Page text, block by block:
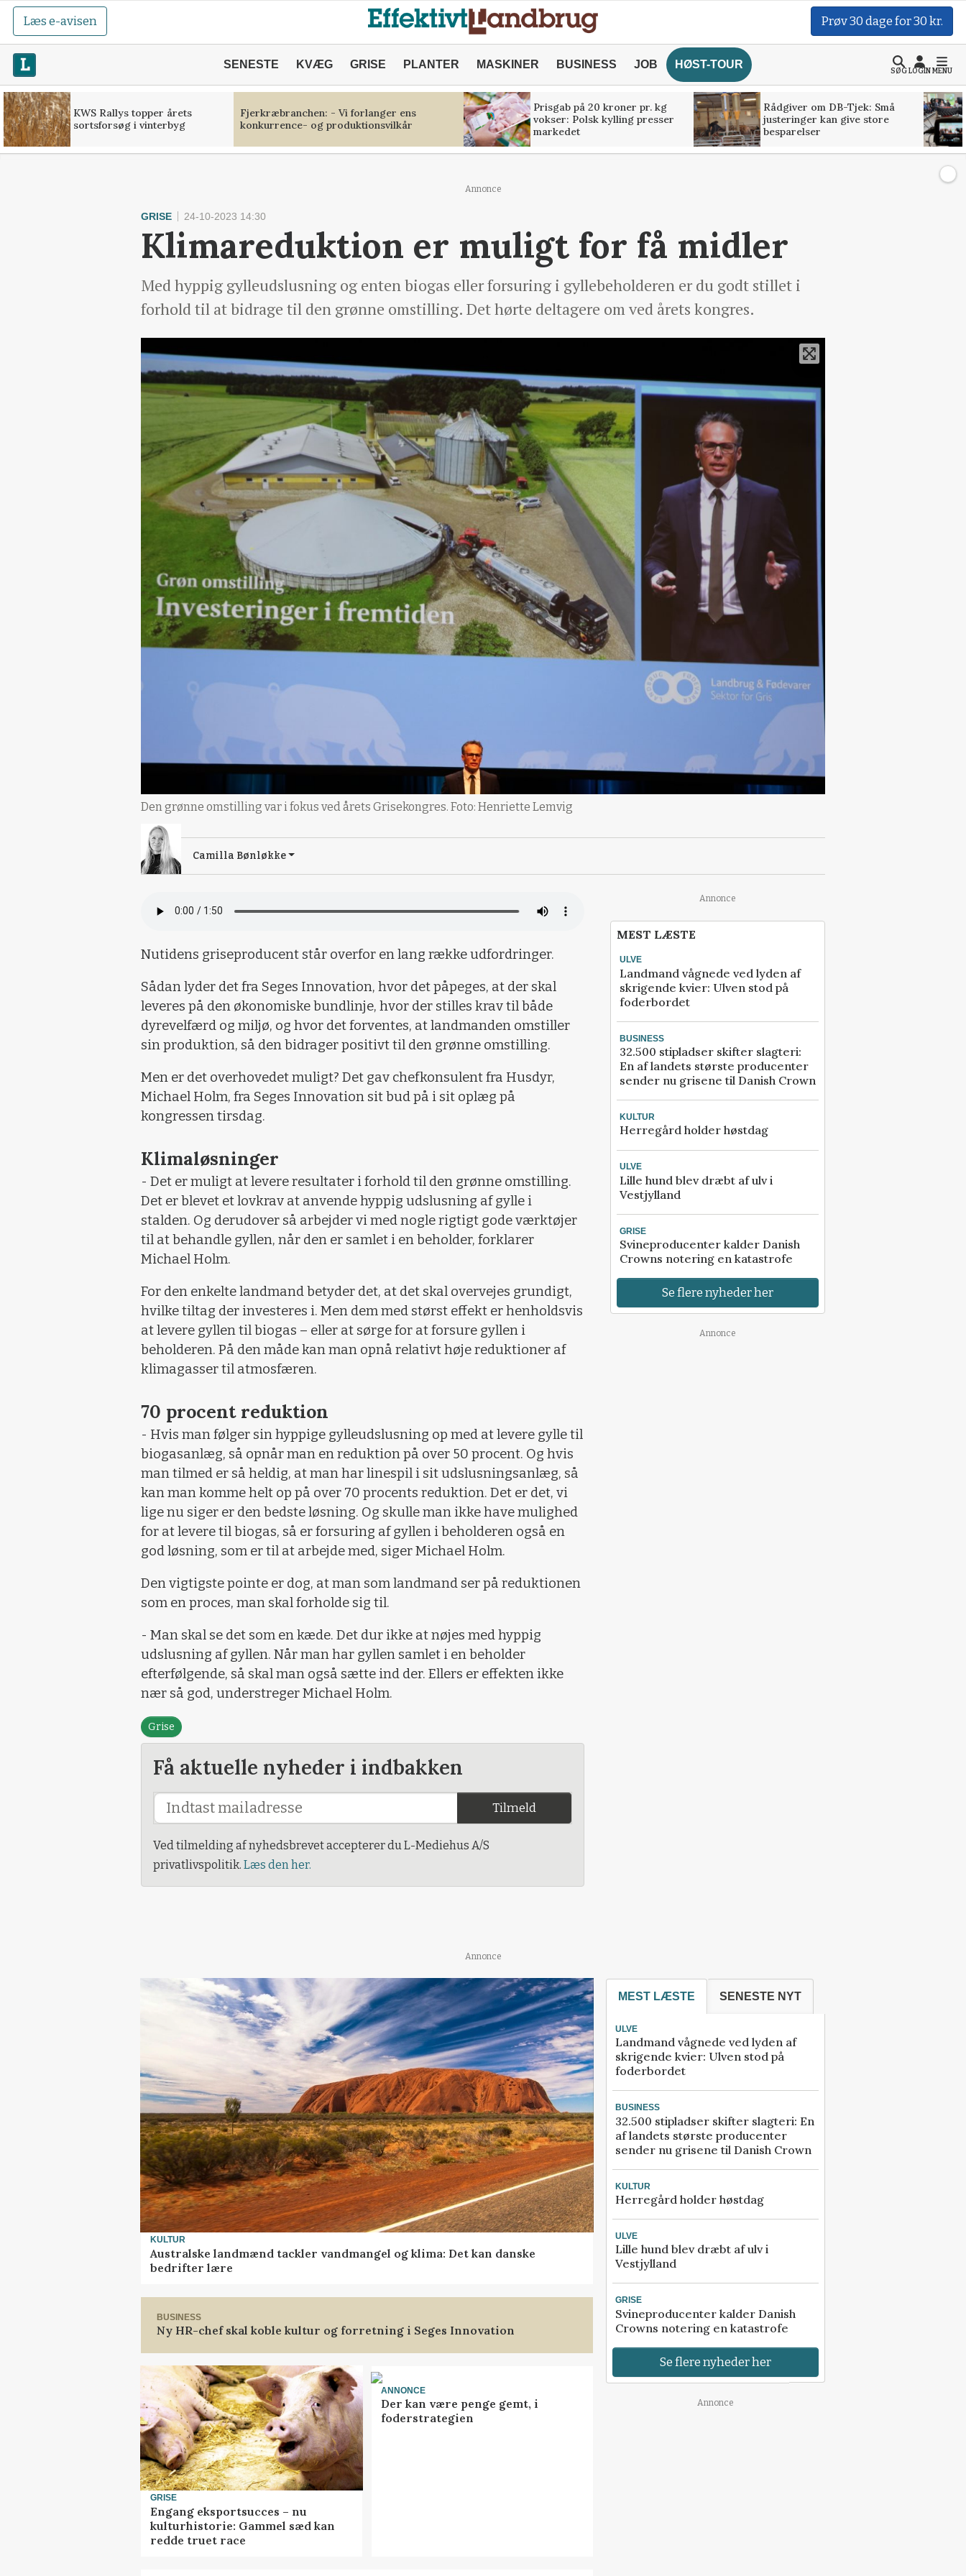
Læs e-avisen Prøv 30 dage for 30 kr.
SENESTE KVÆG GRISE PLANTER MASKINER BUSINESS JOB HØST-TOUR
SØGLOGINMENU
KWS Rallys topper årets
sortsforsøg i vinterbyg
Fjerkræbranchen: - Vi forlanger ens
konkurrence- og produktionsvilkår
Prisgab på 20 kroner pr. kg
vokser: Polsk kylling presser
markedet
Rådgiver om DB-Tjek: Små
justeringer kan give store
besparelser
Annonce
GRISE 24-10-2023 14:30
Klimareduktion er muligt for få midler
Med hyppig gylleudslusning og enten biogas eller forsuring i gyllebeholderen er du godt stillet i
forhold til at bidrage til den grønne omstilling. Det hørte deltagere om ved årets kongres.
Den grønne omstilling var i fokus ved årets Grisekongres. Foto: Henriette Lemvig
Camilla Bønløkke
Nutidens griseproducent står overfor en lang række udfordringer.
Sådan lyder det fra Seges Innovation, hvor det påpeges, at der skal
leveres på den økonomiske bundlinje, hvor der stilles krav til både
dyrevelfærd og miljø, og hvor det forventes, at landmanden omstiller
sin produktion, så den bidrager positivt til den grønne omstilling.
Men er det overhovedet muligt? Det gav chefkonsulent fra Husdyr,
Michael Holm, fra Seges Innovation sit bud på i sit oplæg på
kongressen tirsdag.
Klimaløsninger
- Det er muligt at levere resultater i forhold til den grønne omstilling.
Det er blevet et lovkrav at anvende hyppig udslusning af gylle i
stalden. Og derudover så arbejder vi med nogle rigtigt gode værktøjer
til at behandle gyllen, når den er samlet i en beholder, forklarer
Michael Holm.
For den enkelte landmand betyder det, at det skal overvejes grundigt,
hvilke tiltag der investeres i. Men dem med størst effekt er henholdsvis
at levere gyllen til biogas – eller at sørge for at forsure gyllen i
beholderen. På den måde kan man opnå relativt høje reduktioner af
klimagasser til atmosfæren.
70 procent reduktion
- Hvis man følger sin hyppige gylleudslusning op med at levere gylle til
biogasanlæg, så opnår man en reduktion på over 50 procent. Og hvis
man tilmed er så heldig, at man har linespil i sit udslusningsanlæg, så
kan man komme helt op på over 70 procents reduktion. Det er det, vi
lige nu siger er den bedste løsning. Og skulle man ikke have mulighed
for at levere til biogas, så er forsuring af gyllen i beholderen også en
god løsning, som er til at arbejde med, siger Michael Holm.
Den vigtigste pointe er dog, at man som landmand ser på reduktionen
som en proces, man skal forholde sig til.
- Man skal se det som en kæde. Det dur ikke at nøjes med hyppig
udslusning af gyllen. Når man har gyllen samlet i en beholder
efterfølgende, så skal man også sætte ind der. Ellers er effekten ikke
nær så god, understreger Michael Holm.
Grise
Få aktuelle nyheder i indbakken
Tilmeld
Ved tilmelding af nyhedsbrevet accepterer du L-Mediehus A/S
privatlivspolitik. Læs den her.
Annonce
MEST LÆSTE
ULVE
Landmand vågnede ved lyden af
skrigende kvier: Ulven stod på
foderbordet
BUSINESS
32.500 stipladser skifter slagteri:
En af landets største producenter
sender nu grisene til Danish Crown
KULTUR
Herregård holder høstdag
ULVE
Lille hund blev dræbt af ulv i
Vestjylland
GRISE
Svineproducenter kalder Danish
Crowns notering en katastrofe
Se flere nyheder her
Annonce
Annonce
KULTUR
Australske landmænd tackler vandmangel og klima: Det kan danske
bedrifter lære
BUSINESS
Ny HR-chef skal koble kultur og forretning i Seges Innovation
GRISE
Engang eksportsucces – nu
kulturhistorie: Gammel sæd kan
redde truet race
ANNONCE
Der kan være penge gemt, i
foderstrategien
MEST LÆSTE SENESTE NYT
ULVE
Landmand vågnede ved lyden af
skrigende kvier: Ulven stod på
foderbordet
BUSINESS
32.500 stipladser skifter slagteri: En
af landets største producenter
sender nu grisene til Danish Crown
KULTUR
Herregård holder høstdag
ULVE
Lille hund blev dræbt af ulv i
Vestjylland
GRISE
Svineproducenter kalder Danish
Crowns notering en katastrofe
Se flere nyheder her
Annonce